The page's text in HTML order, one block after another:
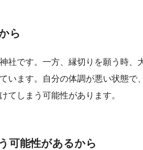
ら
社です。一方、縁切りを願う時、
います。自分の体調が悪い状態で
てしまう可能性があります。
可能性があるから